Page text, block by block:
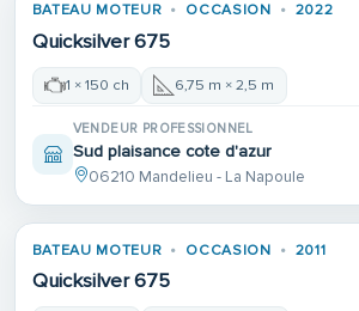
BATEAU MOTEUR OCCASION 2022
Quicksilver 675
1 × 150 ch 6,75 m × 2,5 m
VENDEUR PROFESSIONNEL
Sud plaisance cote d'azur
06210 Mandelieu - La Napoule
BATEAU MOTEUR OCCASION 2011
Quicksilver 675